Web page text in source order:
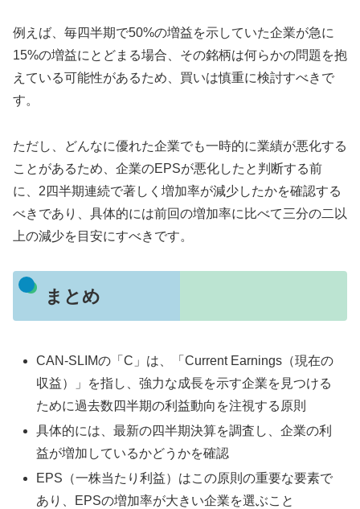
例えば、毎四半期で50%の増益を示していた企業が急に
15%の増益にとどまる場合、その銘柄は何らかの問題を抱
えている可能性があるため、買いは慎重に検討すべきで
す。
ただし、どんなに優れた企業でも一時的に業績が悪化する
ことがあるため、企業のEPSが悪化したと判断する前
に、2四半期連続で著しく増加率が減少したかを確認する
べきであり、具体的には前回の増加率に比べて三分の二以
上の減少を目安にすべきです。
まとめ
CAN-SLIMの「C」は、「Current Earnings（現在の
収益）」を指し、強力な成長を示す企業を見つける
ために過去数四半期の利益動向を注視する原則
具体的には、最新の四半期決算を調査し、企業の利
益が増加しているかどうかを確認
EPS（一株当たり利益）はこの原則の重要な要素で
あり、EPSの増加率が大きい企業を選ぶこと